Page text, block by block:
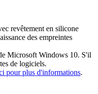
revêtement en silicone
des empreintes
Microsoft Windows 10. S'il
de logiciels.
pour plus d'informations.